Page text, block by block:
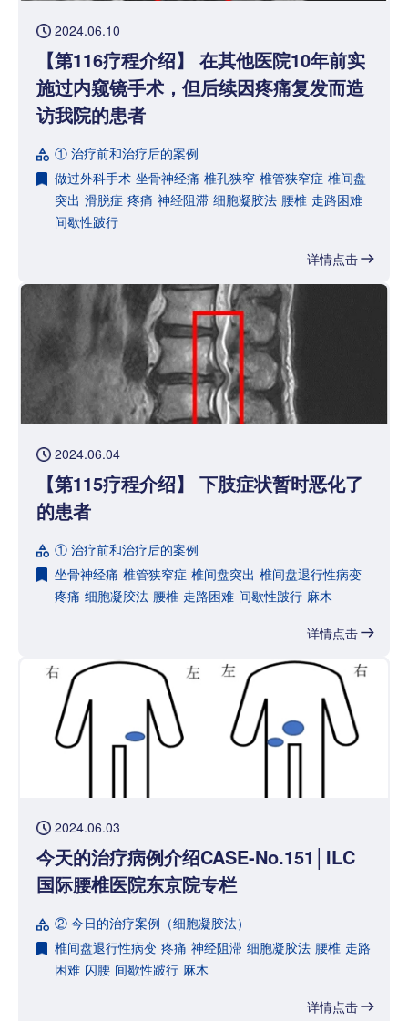
2024.06.10
【第116疗程介绍】 在其他医院10年前实
施过内窥镜手术，但后续因疼痛复发而造
访我院的患者
① 治疗前和治疗后的案例
做过外科手术 坐骨神经痛 椎孔狭窄 椎管狭窄症 椎间盘
突出 滑脱症 疼痛 神经阻滞 细胞凝胶法 腰椎 走路困难
间歇性跛行
详情点击
2024.06.04
【第115疗程介绍】 下肢症状暂时恶化了
的患者
① 治疗前和治疗后的案例
坐骨神经痛 椎管狭窄症 椎间盘突出 椎间盘退行性病变
疼痛 细胞凝胶法 腰椎 走路困难 间歇性跛行 麻木
详情点击
2024.06.03
今天的治疗病例介绍CASE-No.151│ILC
国际腰椎医院东京院专栏
② 今日的治疗案例（细胞凝胶法）
椎间盘退行性病变 疼痛 神经阻滞 细胞凝胶法 腰椎 走路
困难 闪腰 间歇性跛行 麻木
详情点击